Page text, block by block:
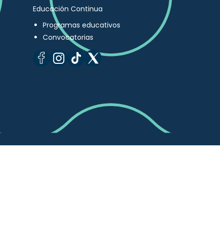
Educación Continua
Programas educativos
Convocatorias